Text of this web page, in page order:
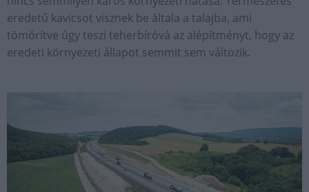
eredetű kavicsot visznek be általa a talajba, ami
tömörítve úgy teszi teherbíróvá az alépítményt, hogy az
eredeti környezeti állapot semmit sem változik.